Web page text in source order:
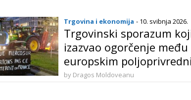
Trgovina i ekonomija - 10. svibnja 2026.
Trgovinski sporazum
izazvao ogorčenje među
europskim
privremeno se primjenjuje
by Dragos Moldoveanu